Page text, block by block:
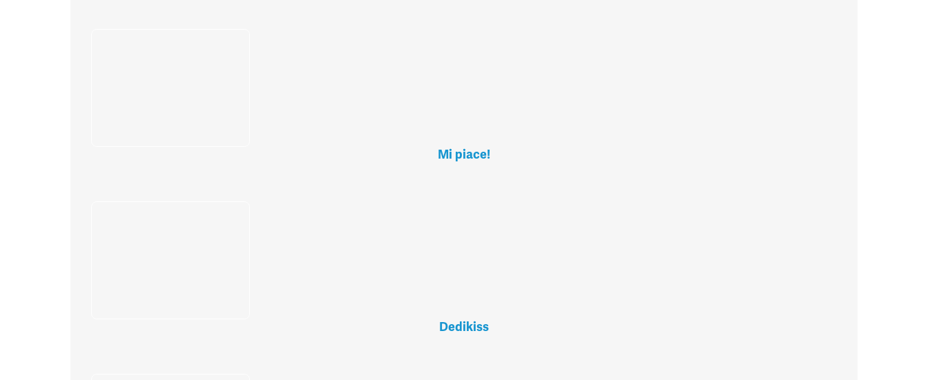
Mi piace!
Dedikiss